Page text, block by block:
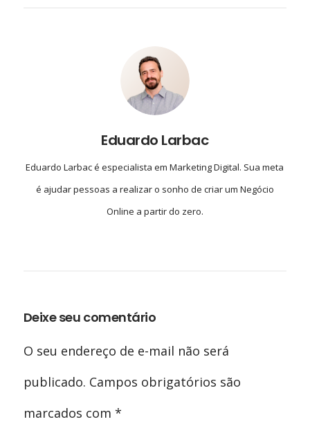
Eduardo Larbac
Eduardo Larbac é especialista em Marketing Digital. Sua meta
é ajudar pessoas a realizar o sonho de criar um Negócio
Online a partir do zero.
Deixe seu comentário
O seu endereço de e-mail não será
publicado. Campos obrigatórios são
marcados com *